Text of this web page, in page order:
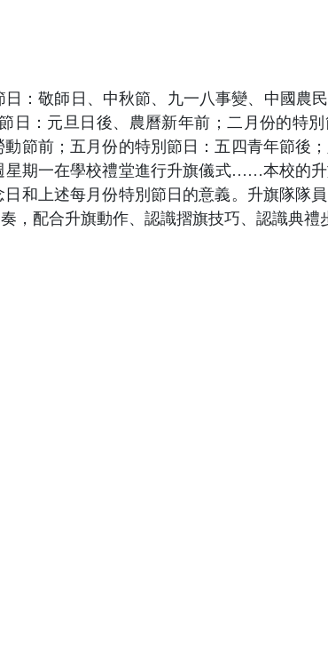
：敬師日、中秋節、九一八事變、中國農
：元旦日後、農曆新年前；二月份的特
節前；五月份的特別節日：五四青年節後
期一在學校禮堂進行升旗儀式……本校的升
日和上述每月份特別節日的意義。升旗隊隊
配合升旗動作、認識摺旗技巧、認識典禮